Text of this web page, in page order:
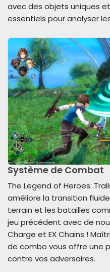
avec des objets uniques
essentiels pour analyser
Système de Combat
The Legend of Heroes:
améliore la transition
terrain et les batailles
jeu précédent avec de
Charge et EX Chains !
de combo vous offre une
contre vos adversaires.